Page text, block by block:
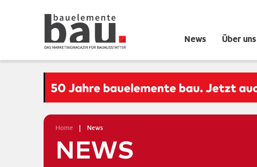
News Über uns
Home News
NEWS